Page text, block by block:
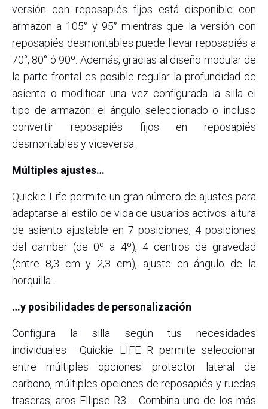
versión con reposapiés fijos está disponible con
armazón a 105° y 95° mientras que la versión con
reposapiés desmontables puede llevar reposapiés a
70°, 80° ó 90º. Además, gracias al diseño modular de
la parte frontal es posible regular la profundidad de
asiento o modificar una vez configurada la silla el
tipo de armazón: el ángulo seleccionado o incluso
convertir reposapiés fijos en reposapiés
desmontables y viceversa.
Múltiples ajustes…
Quickie Life permite un gran número de ajustes para
adaptarse al estilo de vida de usuarios activos: altura
de asiento ajustable en 7 posiciones, 4 posiciones
del camber (de 0º a 4º), 4 centros de gravedad
(entre 8,3 cm y 2,3 cm), ajuste en ángulo de la
horquilla…
…y posibilidades de personalización
Configura la silla según tus necesidades
individuales– Quickie LIFE R permite seleccionar
entre múltiples opciones: protector lateral de
carbono, múltiples opciones de reposapiés y ruedas
traseras, aros Ellipse R3…. Combina uno de los más